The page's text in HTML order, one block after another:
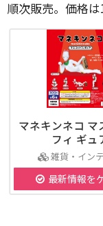
順次販売。価格は
マネキンネコ マ
フィ ギュ
雑貨・イン
最新情報を